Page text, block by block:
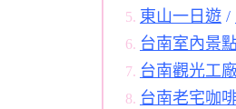
東山一日遊 /
台南室內景
台南觀光工
台南老宅咖